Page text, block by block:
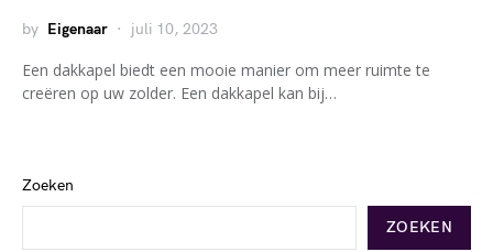
by Eigenaar juli 10, 2023
Een dakkapel biedt een mooie manier om meer ruimte te
creëren op uw zolder. Een dakkapel kan bij…
Zoeken
ZOEKEN